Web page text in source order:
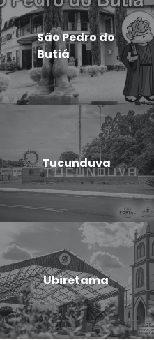
São Pedro do
Butiá
Tucunduva
Ubiretama